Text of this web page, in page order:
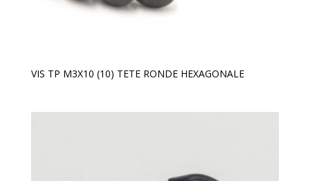
VIS TP M3X10 (10) TETE RONDE HEXAGONALE